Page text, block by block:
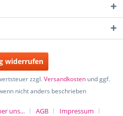
widerrufen
zzgl.Versandkosten und ggf.
nicht anders beschrieben
uns... AGB Impressum